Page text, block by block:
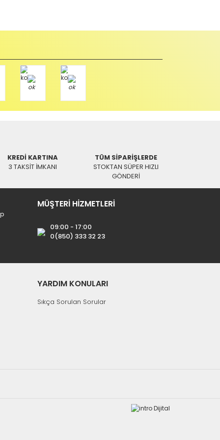
KREDİ KARTINA
3 TAKSİT İMKANI
TÜM SİPARİŞLERDE
STOKTAN SÜPER HIZLI
GÖNDERİ
MÜŞTERİ HİZMETLERİ
09:00 - 17:00
0(850) 333 32 23
YARDIM KONULARI
Sıkça Sorulan Sorular